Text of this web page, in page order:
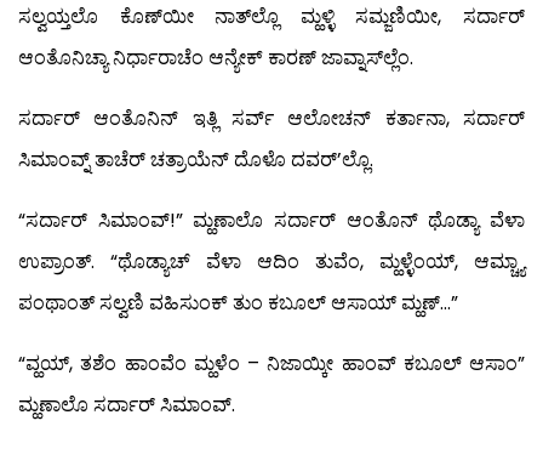
ಸಲ್ವಯ್ತಲೊ ಕೊಣ್‍ಯೀ ನಾತ್‍ಲ್ಲೊ ಮ್ಹಳ್ಳಿ ಸಮ್ಜಣಿಯೀ, ಸರ್ದಾರ್
ಆಂತೊನಿಚ್ಯಾ ನಿರ್ಧಾರಾಚೆಂ ಆನ್ಯೇಕ್ ಕಾರಣ್ ಜಾವ್ನಾಸ್‍ಲ್ಲೆಂ.
ಸರ್ದಾರ್ ಆಂತೊನಿನ್ ಇತ್ಲಿ ಸರ್ವ್ ಆಲೋಚನ್ ಕರ್ತಾನಾ, ಸರ್ದಾರ್
ಸಿಮಾಂವ್ನ್ ತಾಚೆರ್ ಚತ್ರಾಯೆನ್ ದೊಳೊ ದವರ್’ಲ್ಲೊ.
“ಸರ್ದಾರ್ ಸಿಮಾಂವ್!” ಮ್ಹಣಾಲೊ ಸರ್ದಾರ್ ಆಂತೊನ್ ಥೊಡ್ಯಾ ವೆಳಾ
ಉಪ್ರಾಂತ್. “ಥೊಡ್ಯಾಚ್ ವೆಳಾ ಆದಿಂ ತುವೆಂ, ಮ್ಹಳ್ಳೆಂಯ್, ಆಮ್ಚ್ಯಾ
ಪಂಥಾಂತ್ ಸಲ್ವಣಿ ವಹಿಸುಂಕ್ ತುಂ ಕಬೂಲ್ ಆಸಾಯ್ ಮ್ಹಣ್…”
“ವ್ಹಯ್, ತಶೆಂ ಹಾಂವೆಂ ಮ್ಹಳೆಂ – ನಿಜಾಯ್ಕೀ ಹಾಂವ್ ಕಬೂಲ್ ಆಸಾಂ”
ಮ್ಹಣಾಲೊ ಸರ್ದಾರ್ ಸಿಮಾಂವ್.